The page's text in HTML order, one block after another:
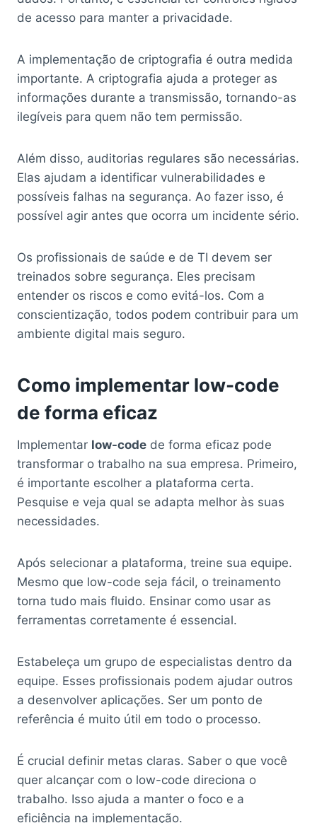
de acesso para manter a privacidade.
A implementação de criptografia é outra medida
importante. A criptografia ajuda a proteger as
informações durante a transmissão, tornando-as
ilegíveis para quem não tem permissão.
Além disso, auditorias regulares são necessárias.
Elas ajudam a identificar vulnerabilidades e
possíveis falhas na segurança. Ao fazer isso, é
possível agir antes que ocorra um incidente sério.
Os profissionais de saúde e de TI devem ser
treinados sobre segurança. Eles precisam
entender os riscos e como evitá-los. Com a
conscientização, todos podem contribuir para um
ambiente digital mais seguro.
Como implementar low-code
de forma eficaz
Implementar low-code de forma eficaz pode
transformar o trabalho na sua empresa. Primeiro,
é importante escolher a plataforma certa.
Pesquise e veja qual se adapta melhor às suas
necessidades.
Após selecionar a plataforma, treine sua equipe.
Mesmo que low-code seja fácil, o treinamento
torna tudo mais fluido. Ensinar como usar as
ferramentas corretamente é essencial.
Estabeleça um grupo de especialistas dentro da
equipe. Esses profissionais podem ajudar outros
a desenvolver aplicações. Ser um ponto de
referência é muito útil em todo o processo.
É crucial definir metas claras. Saber o que você
quer alcançar com o low-code direciona o
trabalho. Isso ajuda a manter o foco e a
eficiência na implementação.